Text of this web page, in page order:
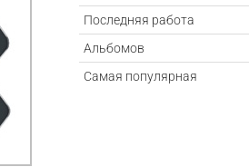
Последняя работа
Альбомов
Самая популярная